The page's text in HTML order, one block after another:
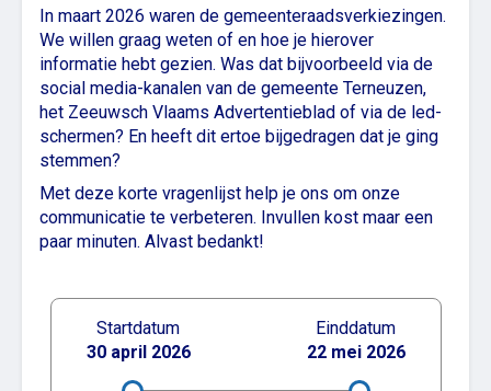
In maart 2026 waren de gemeenteraadsverkiezingen.
We willen graag weten of en hoe je hierover
informatie hebt gezien. Was dat bijvoorbeeld via de
social media-kanalen van de gemeente Terneuzen,
het Zeeuwsch Vlaams Advertentieblad of via de led-
schermen? En heeft dit ertoe bijgedragen dat je ging
stemmen?
Met deze korte vragenlijst help je ons om onze
communicatie te verbeteren. Invullen kost maar een
paar minuten. Alvast bedankt!
Startdatum
30 april 2026
Einddatum
22 mei 2026